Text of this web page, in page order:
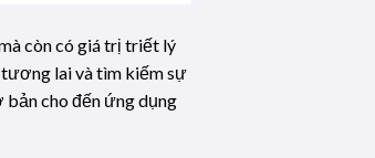
còn có giá trị triết lý
tương lai và tìm kiếm sự
bản cho đến ứng dụng